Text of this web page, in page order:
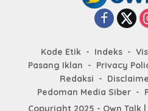
Kode Etik Indeks
Pasang Iklan
Privacy
Redaksi
Pedoman Media Siber